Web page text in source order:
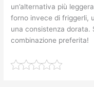
un’alternativa più
forno invece di friggerli,
una consistenza
combinazione preferita!